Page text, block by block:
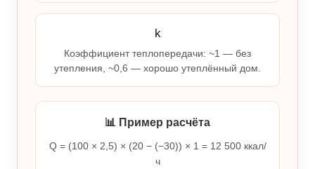
k
Коэффициент теплопередачи: ~1 — без
утепления, ~0,6 — хорошо утеплённый дом.
📊 Пример расчёта
Q = (100 × 2,5) × (20 − (−30)) × 1 = 12 500 ккал/
ч